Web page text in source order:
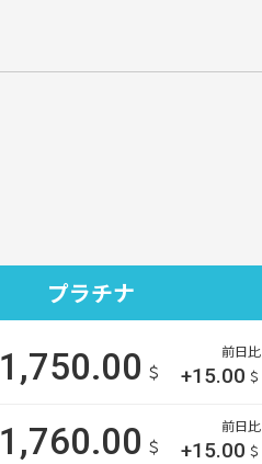
プラチナ
1,750.00 ＄
前日比
+15.00 ＄
1,760.00 ＄
前日比
+15.00 ＄